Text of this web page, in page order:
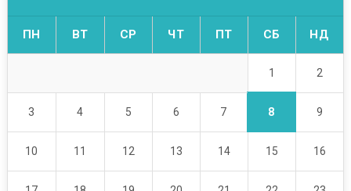
ПН ВТ СР ЧТ ПТ СБ НД
1 2
3 4 5 6 7 8 9
10 11 12 13 14 15 16